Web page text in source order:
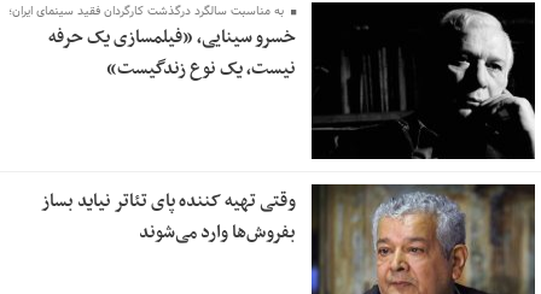
به مناسبت سالگرد درگذشت کارگردان فقید سینمای ایران؛
خسرو سینایی، «فیلمسازی یک حرفه
نیست، یک نوع زندگیست»
وقتی تهیه کننده پای تئاتر نیاید بساز
بفروش‌ها وارد می‌شوند